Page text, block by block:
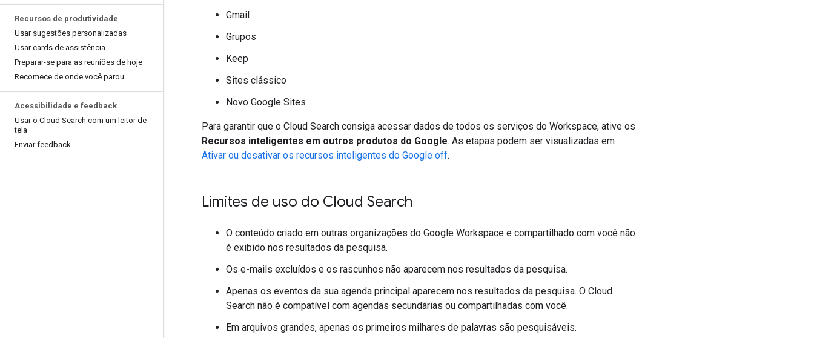
Recursos de produtividade
Usar sugestões personalizadas
Usar cards de assistência
Preparar-se para as reuniões de hoje
Recomece de onde você parou
Acessibilidade e feedback
Usar o Cloud Search com um leitor de
tela
Enviar feedback
Gmail
Grupos
Keep
Sites clássico
Novo Google Sites
Para garantir que o Cloud Search consiga acessar dados de todos os serviços do Workspace, ative os
Recursos inteligentes em outros produtos do Google. As etapas podem ser visualizadas em
Ativar ou desativar os recursos inteligentes do Google off.
Limites de uso do Cloud Search
O conteúdo criado em outras organizações do Google Workspace e compartilhado com você não
é exibido nos resultados da pesquisa.
Os e-mails excluídos e os rascunhos não aparecem nos resultados da pesquisa.
Apenas os eventos da sua agenda principal aparecem nos resultados da pesquisa. O Cloud
Search não é compatível com agendas secundárias ou compartilhadas com você.
Em arquivos grandes, apenas os primeiros milhares de palavras são pesquisáveis.